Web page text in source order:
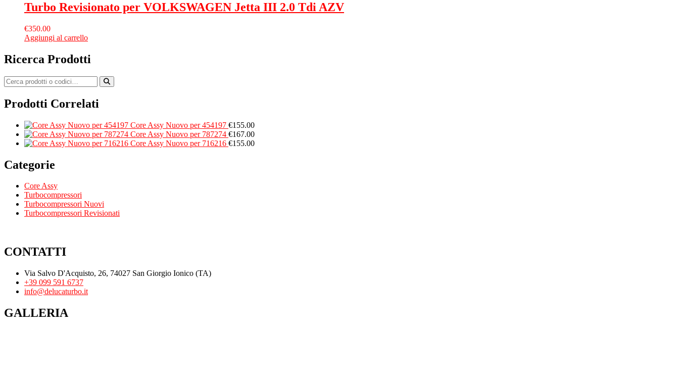
Turbo Revisionato per VOLKSWAGEN Jetta III 2.0 Tdi AZV
€350.00
Aggiungi al carrello
Ricerca Prodotti
Prodotti Correlati
Core Assy Nuovo per 454197 €155.00
Core Assy Nuovo per 787274 €167.00
Core Assy Nuovo per 716216 €155.00
Categorie
Core Assy
Turbocompressori
Turbocompressori Nuovi
Turbocompressori Revisionati
CONTATTI
Via Salvo D'Acquisto, 26, 74027 San Giorgio Ionico (TA)
+39 099 591 6737
info@delucaturbo.it
GALLERIA